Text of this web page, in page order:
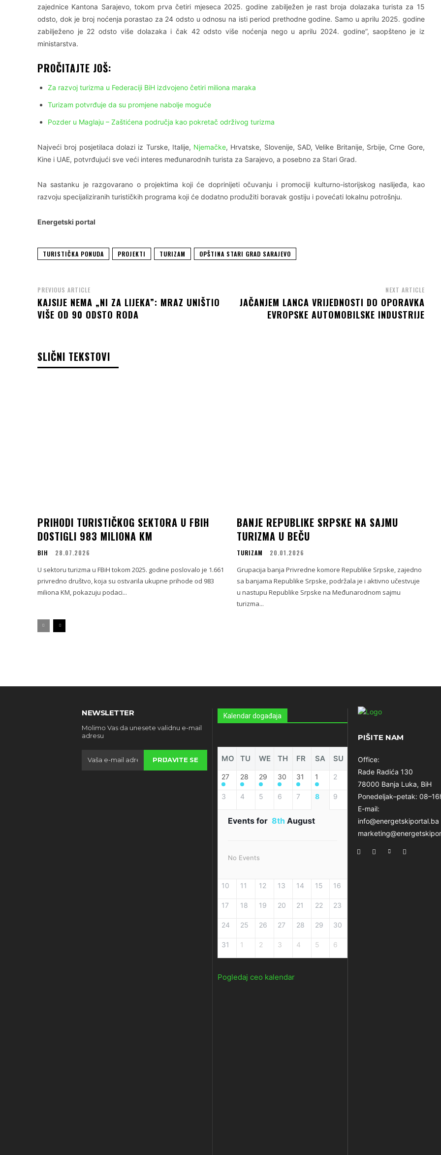
zajednice Kantona Sarajevo, tokom prva četiri mjeseca 2025. godine zabilježen je rast broja dolazaka turista za 15
odsto, dok je broj noćenja porastao za 24 odsto u odnosu na isti period prethodne godine. Samo u aprilu 2025. godine
zabilježeno je 22 odsto više dolazaka i čak 42 odsto više noćenja nego u aprilu 2024. godine”, saopšteno je iz
ministarstva.
PROČITAJTE JOŠ:
Za razvoj turizma u Federaciji BiH izdvojeno četiri miliona maraka
Turizam potvrđuje da su promjene nabolje moguće
Pozder u Maglaju – Zaštićena područja kao pokretač održivog turizma
Najveći broj posjetilaca dolazi iz Turske, Italije, Njemačke, Hrvatske, Slovenije, SAD, Velike Britanije, Srbije, Crne Gore,
Kine i UAE, potvrđujući sve veći interes međunarodnih turista za Sarajevo, a posebno za Stari Grad.
Na sastanku je razgovarano o projektima koji će doprinijeti očuvanju i promociji kulturno-istorijskog naslijeđa, kao
razvoju specijaliziranih turističkih programa koji će dodatno produžiti boravak gostiju i povećati lokalnu potrošnju.
Energetski portal
TURISTIČKA PONUDA PROJEKTI TURIZAM OPŠTINA STARI GRAD SARAJEVO
PREVIOUS ARTICLE
KAJSIJE NEMA „NI ZA LIJEKA”: MRAZ UNIŠTIO
VIŠE OD 90 ODSTO RODA
NEXT ARTICLE
JAČANJEM LANCA VRIJEDNOSTI DO OPORAVKA
EVROPSKE AUTOMOBILSKE INDUSTRIJE
SLIČNI TEKSTOVI
PRIHODI TURISTIČKOG SEKTORA U FBIH
DOSTIGLI 983 MILIONA KM
BIH 28.07.2026
U sektoru turizma u FBiH tokom 2025. godine poslovalo je 1.661
privredno društvo, koja su ostvarila ukupne prihode od 983
miliona KM, pokazuju podaci...
BANJE REPUBLIKE SRPSKE NA SAJMU
TURIZMA U BEČU
TURIZAM 20.01.2026
Grupacija banja Privredne komore Republike Srpske, zajedno
sa banjama Republike Srpske, podržala je i aktivno učestvuje
u nastupu Republike Srpske na Međunarodnom sajmu
turizma...
NEWSLETTER
Molimo Vas da unesete validnu e-mail
adresu
PRIJAVITE SE
Kalendar događaja
MO TU WE TH FR SA SU
27 28 29 30 31 1 2
3 4 5 6 7 8 9
Events for 8th August
No Events
10 11 12 13 14 15 16
17 18 19 20 21 22 23
24 25 26 27 28 29 30
31 1 2 3 4 5 6
Pogledaj ceo kalendar
PIŠITE NAM
Office:
Rade Radića 130
78000 Banja Luka, BiH
Ponedeljak–petak:
E-mail:
info@energetskiportal.ba